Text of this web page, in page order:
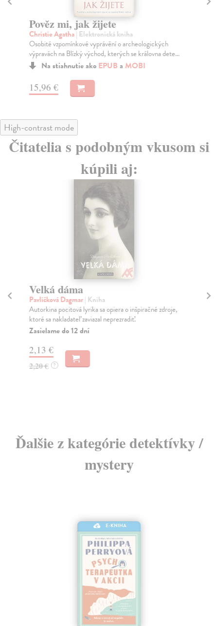
Pověz mi, jak žijete
Christie Agatha| Elektronická kniha
Osobité vzpomínkové vyprávění o archeologických
výpravách na Blízký východ, kterých se královna dete...
Na stiahnutie ako EPUB a MOBI
15,96 €
High-contrast mode
Čitatelia s podobným vkusom si
kúpili aj:
Velká dáma
Pavlíčková Dagmar| Kniha
Autorkina pocitová lyrika sa opiera o inšpiračné zdroje,
ktoré sa nakladateľ zaviazal neprezradiť.
Zasielame do 12 dní
2,13 €
2,20 € ?
Ďalšie z kategórie detektívky /
mystery
E-KNIHA